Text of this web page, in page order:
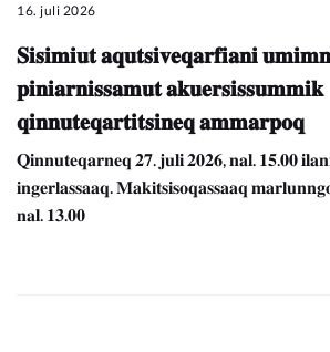
16. juli 2026
𝐒𝐢𝐬𝐢𝐦𝐢𝐮𝐭 𝐚𝐪𝐮𝐭𝐬𝐢𝐯𝐞𝐪𝐚𝐫𝐟𝐢𝐚𝐧𝐢
𝐩𝐢𝐧𝐢𝐚𝐫𝐧𝐢𝐬𝐬𝐚𝐦𝐮𝐭 𝐚𝐤𝐮𝐞𝐫𝐬𝐢𝐬𝐬𝐮𝐦𝐦𝐢𝐤
𝐪𝐢𝐧𝐧𝐮𝐭𝐞𝐪𝐚𝐫𝐭𝐢𝐭𝐬𝐢𝐧𝐞𝐪 𝐚𝐦𝐦𝐚𝐫𝐩𝐨𝐪
𝐐𝐢𝐧𝐧𝐮𝐭𝐞𝐪𝐚𝐫𝐧𝐞𝐪 𝟐𝟕. 𝐣𝐮𝐥𝐢 𝟐𝟎𝟐𝟔, 𝐧𝐚𝐥. 𝟏𝟓.𝟎𝟎
𝐢𝐧𝐠𝐞𝐫𝐥𝐚𝐬𝐬𝐚𝐚𝐪. 𝐌𝐚𝐤𝐢𝐭𝐬𝐢𝐬𝐨𝐪𝐚𝐬𝐬𝐚𝐚𝐪
𝐧𝐚𝐥. 𝟏𝟑.𝟎𝟎